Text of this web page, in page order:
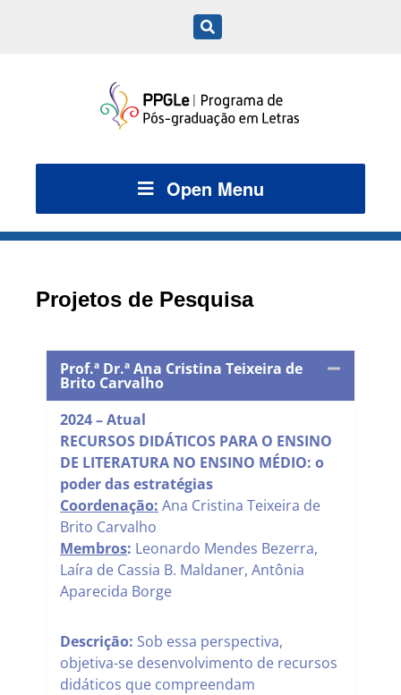
Open Menu
Projetos de Pesquisa
Prof.ª Dr.ª Ana Cristina Teixeira de
Brito Carvalho
2024 – Atual
RECURSOS DIDÁTICOS PARA O ENSINO
DE LITERATURA NO ENSINO MÉDIO: o
poder das estratégias
Coordenação: Ana Cristina Teixeira de
Brito Carvalho
Membros: Leonardo Mendes Bezerra,
Laíra de Cassia B. Maldaner, Antônia
Aparecida Borge
Descrição: Sob essa perspectiva,
objetiva-se desenvolvimento de recursos
didáticos que compreendam